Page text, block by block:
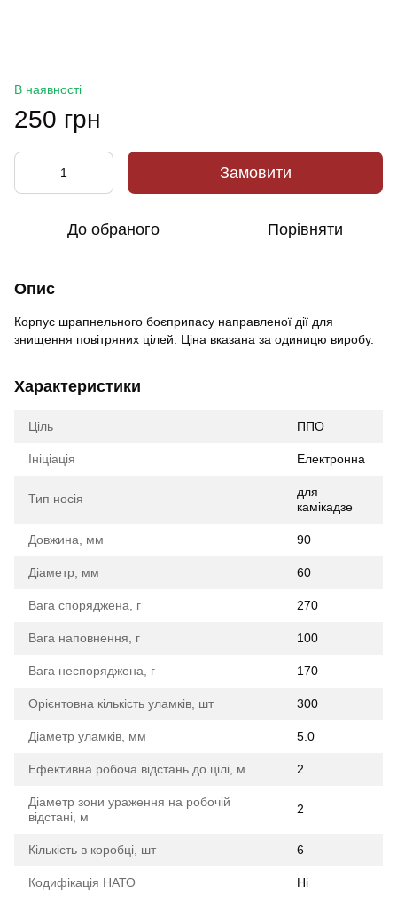
В наявності
250 грн
Замовити
До обраного Порівняти
Опис
Корпус шрапнельного боєприпасу направленої дії для
знищення повітряних цілей. Ціна вказана за одиницю виробу.
Характеристики
Ціль ППО
Ініціація Електронна
Тип носія
для
камікадзе
Довжина, мм 90
Діаметр, мм 60
Вага споряджена, г 270
Вага наповнення, г 100
Вага неспоряджена, г 170
Орієнтовна кількість уламків, шт 300
Діаметр уламків, мм 5.0
Ефективна робоча відстань до цілі, м 2
Діаметр зони ураження на робочій
відстані, м
2
Кількість в коробці, шт 6
Кодифікація НАТО Ні